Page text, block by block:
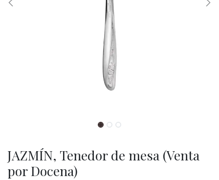
JAZMÍN, Tenedor de mesa (Venta
por Docena)